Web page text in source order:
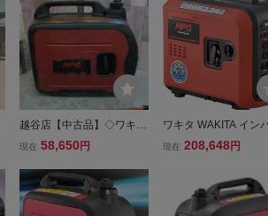
越谷店【中古品】◇ワキタ
(MEIHO) インバーター式ガ
【越谷店】
現在 58,650 円
ワキタ WAKITA イン
ー発電機 HPG1800iS
イホー 緊急 非常用 電
現在 208,648円